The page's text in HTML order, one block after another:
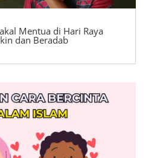
Mentua di Hari Raya
dan Beradab